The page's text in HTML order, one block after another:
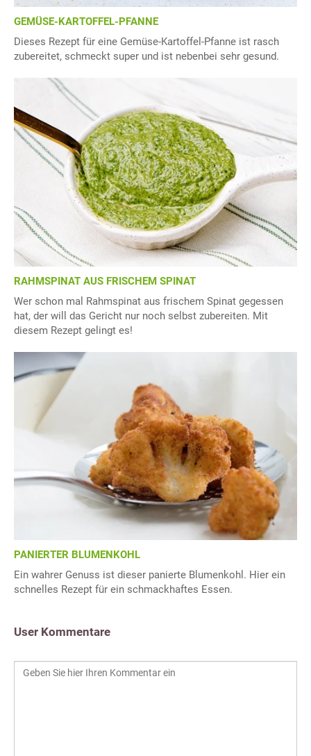
GEMÜSE-KARTOFFEL-PFANNE
Dieses Rezept für eine Gemüse-Kartoffel-Pfanne ist rasch
zubereitet, schmeckt super und ist nebenbei sehr gesund.
RAHMSPINAT AUS FRISCHEM SPINAT
Wer schon mal Rahmspinat aus frischem Spinat gegessen
hat, der will das Gericht nur noch selbst zubereiten. Mit
diesem Rezept gelingt es!
PANIERTER BLUMENKOHL
Ein wahrer Genuss ist dieser panierte Blumenkohl. Hier ein
schnelles Rezept für ein schmackhaftes Essen.
User Kommentare